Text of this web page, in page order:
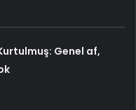
Genel af,